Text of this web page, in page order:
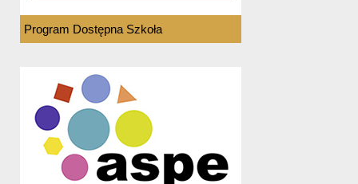
Program Dostępna Szkoła